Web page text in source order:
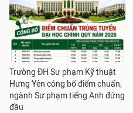
Trường ĐH Sư phạm Kỹ thuật
Hưng Yên công bố điểm chuẩn,
ngành Sư phạm tiếng Anh đứng
đầu